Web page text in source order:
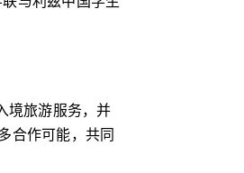
境旅游服务，并
合作可能，共同